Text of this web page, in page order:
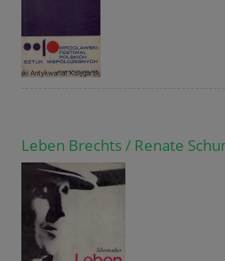
Leben Brechts / Renate